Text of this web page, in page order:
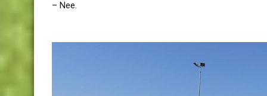
– Nee.